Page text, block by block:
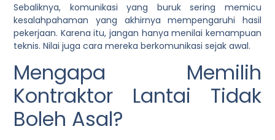
Sebaliknya, komunikasi yang buruk sering memicu
kesalahpahaman yang akhirnya mempengaruhi hasil
pekerjaan. Karena itu, jangan hanya menilai kemampuan
teknis. Nilai juga cara mereka berkomunikasi sejak awal.
Mengapa Memilih
Kontraktor Lantai Tidak
Boleh Asal?